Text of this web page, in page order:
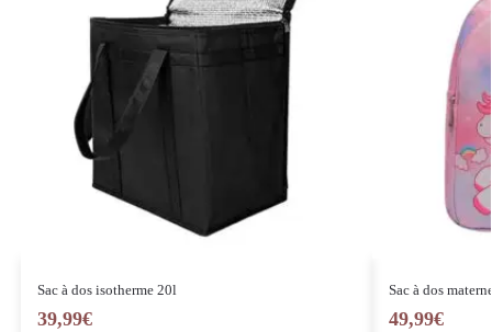
Sac à dos isotherme 20l
39,99€
Sac à dos
49,99€